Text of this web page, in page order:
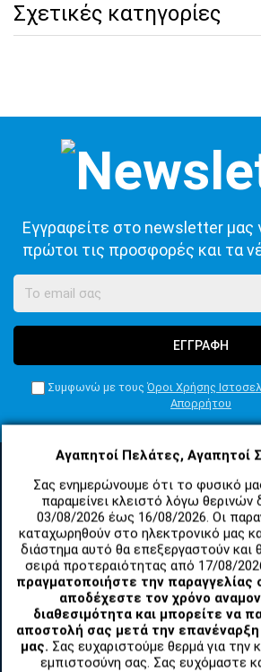
Αγαπητοί Πελάτες, Αγαπητοί
Σας ενημερώνουμε ότι το φυσικό
παραμείνει κλειστό λόγω
03/08/2026 έως 16/08/2026. Οι
καταχωρηθούν στο ηλεκτρονικό μας
διάστημα αυτό θα επεξεργαστούν και
σειρά προτεραιότητας από 17/08/
πραγματοποιήστε την
αποδέχεστε τον χρόνο
διαθεσιμότητα και μπορείτε να
αποστολή σας μετά την επανέναρξη
μας. Σας ευχαριστούμε θερμά για την
εμπιστοσύνη σας. Σας ευχόμαστε
Σχετικές κατηγορίες
Εγγραφείτε στο newsletter μας
πρώτοι τις προσφορές και τα
ΕΓΓΡΑΦΗ
Συμφωνώ με τους Όροι Χρήσης
Απορρήτου
ΚΑΤΗΓΟΡΙΕΣ
ΑΝΤΑΛΛΑΚΤΙΚΑ ΚΑΙ ΑΞΕΣΟΥΑΡ
TABLET
ΤΗΛΕΠΙΚΟΙΝΩΝΙΕΣ, ΑΣΥΡΜΑΤΑ, FCT